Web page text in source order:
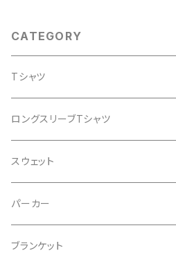
CATEGORY
Tシャツ
ロングスリーブTシャツ
スウェット
パーカー
ブランケット